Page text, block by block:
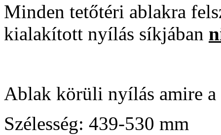
Minden tetőtéri ablakra
kialakított nyílás síkjában
Ablak körüli nyílás amire a
Szélesség: 439-530 mm